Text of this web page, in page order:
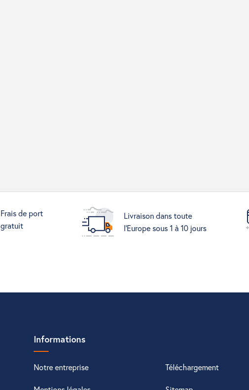
Frais de port
gratuit
Livraison dans toute
l'Europe sous 1 à 10 jours
Informations
Notre entreprise Téléchargement